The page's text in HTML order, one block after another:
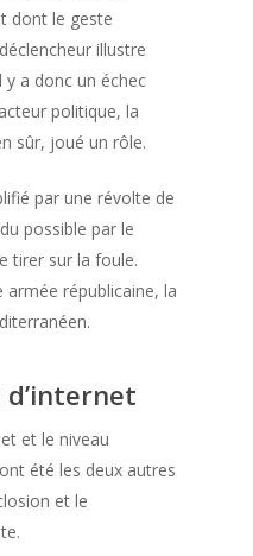
dont le geste
illustre
y a donc un échec
politique, la
sûr, joué un rôle.
par une révolte de
possible par le
tirer sur la foule.
armée républicaine, la
et le niveau
été les deux autres
et le